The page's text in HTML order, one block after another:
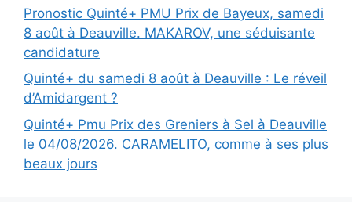
Pronostic Quinté+ PMU Prix de Bayeux, samedi
8 août à Deauville. MAKAROV, une séduisante
candidature
Quinté+ du samedi 8 août à Deauville : Le réveil
d’Amidargent ?
Quinté+ Pmu Prix des Greniers à Sel à Deauville
le 04/08/2026. CARAMELITO, comme à ses plus
beaux jours